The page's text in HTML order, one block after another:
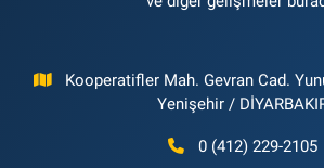
Kooperatifler Mah. Gevran Cad.
Yenişehir /
0 (412) 229-2105